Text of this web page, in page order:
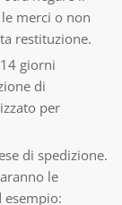
merci o non
restituzione.
giorni
di
per
di spedizione.
le
esempio: